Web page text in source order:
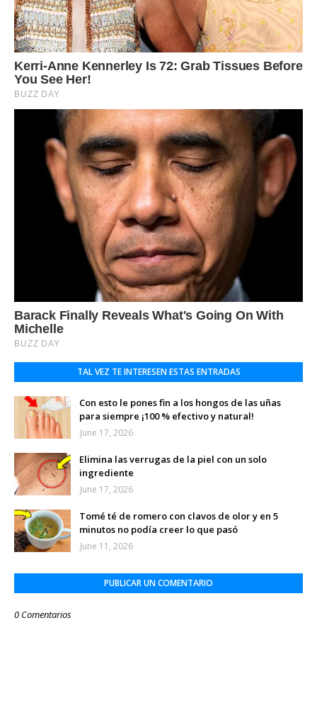
TAL VEZ TE INTERESEN ESTAS ENTRADAS
Con esto le pones fin a los hongos de las uñas
para siempre ¡100 % efectivo y natural!
June 17, 2026
Elimina las verrugas de la piel con un solo
ingrediente
June 17, 2026
Tomé té de romero con clavos de olor y en 5
minutos no podía creer lo que pasó
June 11, 2026
PUBLICAR UN COMENTARIO
0 Comentarios